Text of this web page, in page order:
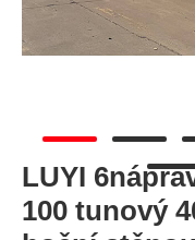
LUYI
100 tunový